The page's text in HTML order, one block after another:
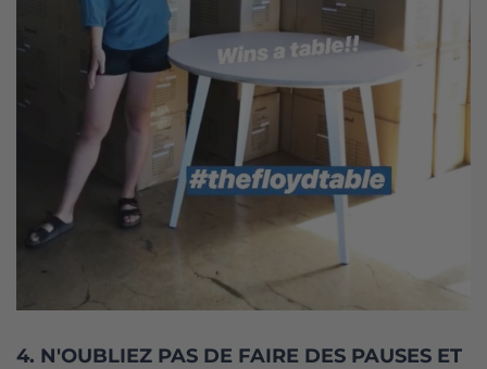
4. N'OUBLIEZ PAS DE FAIRE DES PAUSES ET